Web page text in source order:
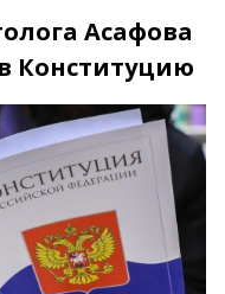
Асафова
Конституцию